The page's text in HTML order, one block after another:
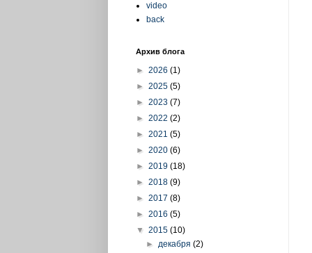
video
back
Архив блога
► 2026 (1)
► 2025 (5)
► 2023 (7)
► 2022 (2)
► 2021 (5)
► 2020 (6)
► 2019 (18)
► 2018 (9)
► 2017 (8)
► 2016 (5)
▼ 2015 (10)
►декабря(2)